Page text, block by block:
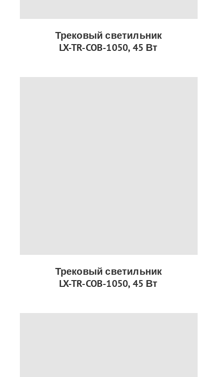
Трековый светильник
LX-TR-COB-1050, 45 Вт
Трековый светильник
LX-TR-COB-1050, 45 Вт